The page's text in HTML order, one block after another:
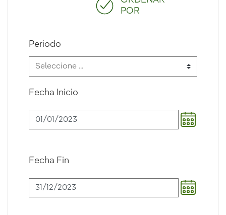
POR
Fecha Inicio
Fecha Fin
Periodo